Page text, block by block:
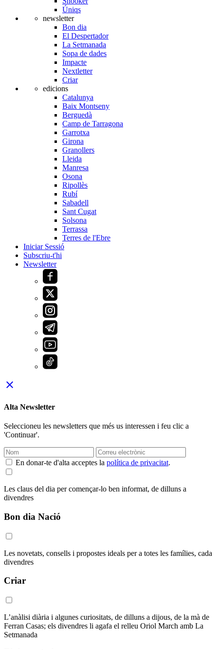
Úniqs
newsletter
Bon dia
El Despertador
La Setmanada
Sopa de dades
Impacte
Nextletter
Criar
edicions
Catalunya
Baix Montseny
Berguedà
Camp de Tarragona
Garrotxa
Girona
Granollers
Lleida
Manresa
Osona
Ripollès
Rubí
Sabadell
Sant Cugat
Solsona
Terrassa
Terres de l'Ebre
Iniciar Sessió
Subscriu-t'hi
Newsletter
close
Alta Newsletter
Seleccioneu les newsletters que més us interessen i feu clic a
'Continuar'.
En donar-te d'alta acceptes la política de privacitat.
Les claus del dia per començar-lo ben informat, de dilluns a
divendres
Bon dia Nació
Les novetats, consells i propostes ideals per a totes les famílies, cada
divendres
Criar
L’anàlisi diària i algunes curiositats, de dilluns a dijous, de la mà de
Ferran Casas; els divendres li agafa el relleu Oriol March amb La
Setmanada